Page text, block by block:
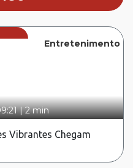
Entretenimento
|2 min
Vibrantes Chegam